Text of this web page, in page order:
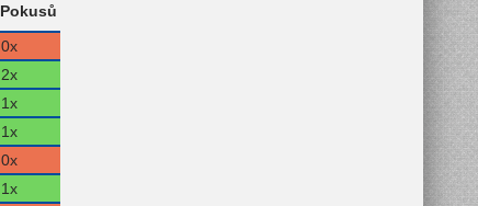
Pokusů
0x
2x
1x
1x
0x
1x